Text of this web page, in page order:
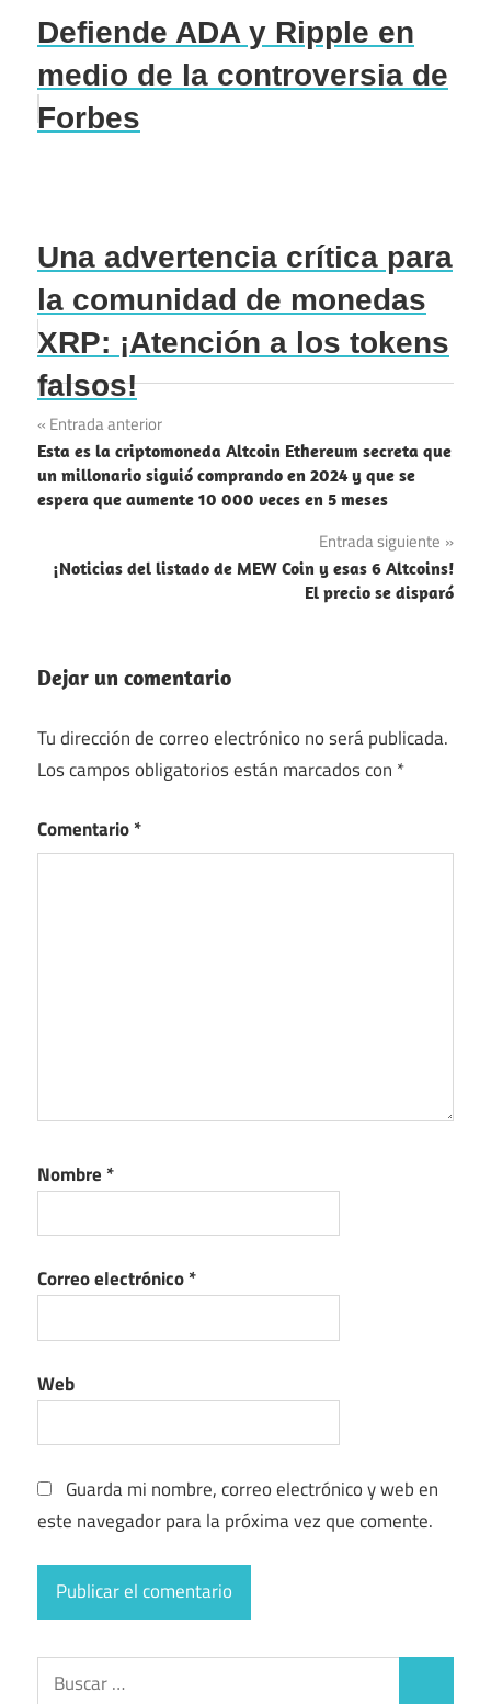
Defiende ADA y Ripple en
medio de la controversia de
Forbes
Una advertencia crítica para
la comunidad de monedas
XRP: ¡Atención a los tokens
falsos!
Navegación
de
entradas
Entrada anterior
Esta es la criptomoneda Altcoin Ethereum secreta que
un millonario siguió comprando en 2024 y que se
espera que aumente 10 000 veces en 5 meses
Entrada siguiente
¡Noticias del listado de MEW Coin y esas 6 Altcoins!
El precio se disparó
Dejar un comentario
Tu dirección de correo electrónico no será publicada.
Los campos obligatorios están marcados con *
Comentario*
Nombre *
Correo electrónico*
Web
Guarda mi nombre, correo electrónico y web en
este navegador para la próxima vez que comente.
Buscar: